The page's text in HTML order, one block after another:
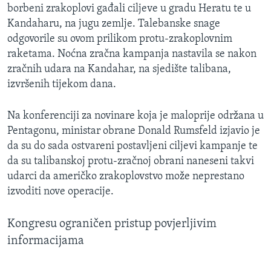
IZBJEGLIČKA STRANA
MAGAZIN
O GLASU AMERIKE
Learning English
PRATITE NAS
Jezici
borbeni zrakoplovi gađali ciljeve u gradu Heratu te u
Kandaharu, na jugu zemlje. Talebanske snage
odgovorile su ovom prilikom protu-zrakoplovnim
raketama. Noćna zračna kampanja nastavila se nakon
zračnih udara na Kandahar, na sjedište talibana,
izvršenih tijekom dana.
Na konferenciji za novinare koja je maloprije održana u
Pentagonu, ministar obrane Donald Rumsfeld izjavio je
da su do sada ostvareni postavljeni ciljevi kampanje te
da su talibanskoj protu-zračnoj obrani naneseni takvi
udarci da američko zrakoplovstvo može neprestano
izvoditi nove operacije.
Kongresu ograničen pristup povjerljivim
informacijama